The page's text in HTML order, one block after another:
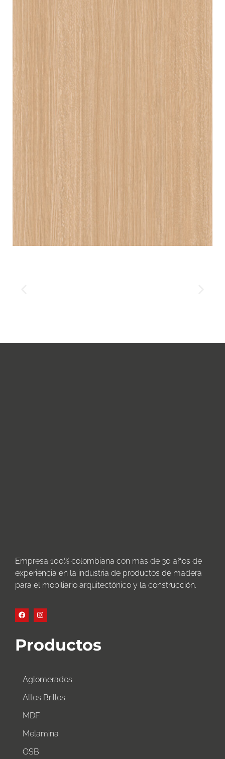
Empresa 100% colombiana con más de 30 años de
experiencia en la industria de productos de madera
para el mobiliario arquitectónico y la construcción.
Productos
Aglomerados
Altos Brillos
MDF
Melamina
OSB